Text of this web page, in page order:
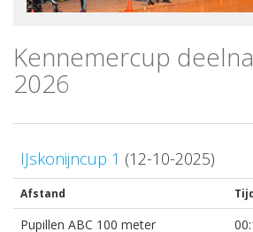
Kennemercup
2026
IJskonijncup 1 (12-10-2025)
Afstand
Pupillen ABC 100 meter